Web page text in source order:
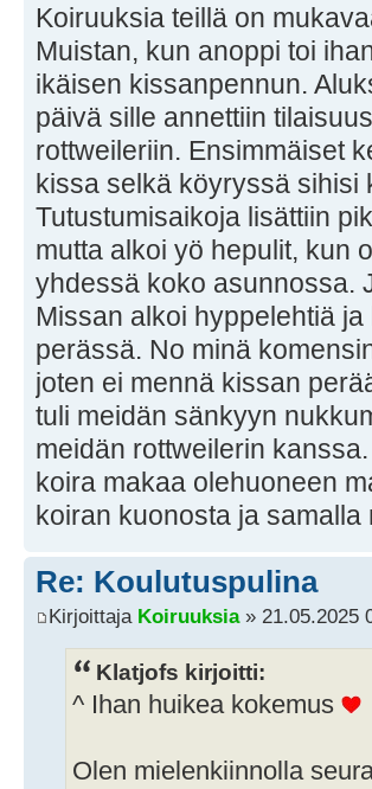
Koiruuksia teillä on
Muistan, kun anoppi toi
ikäisen kissanpennun.
päivä sille annettiin
rottweileriin. Ensimmäiset
kissa selkä köyryssä sihisi
Tutustumisaikoja lisättiin
mutta alkoi yö hepulit, kun
yhdessä koko asunnossa.
Missan alkoi hyppelehtiä
perässä. No minä
joten ei mennä kissan
tuli meidän sänkyyn
meidän rottweilerin
koira makaa olehuoneen
koiran kuonosta ja
Re: Koulutuspulina
Kirjoittaja Koiruuksia» 21.05.2025
Klatjofs kirjoitti:
^ Ihan huikea kokemus
Olen mielenkiinnolla